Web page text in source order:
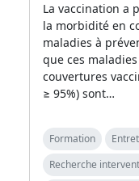
La vaccination a
la morbidité en
maladies à
que ces
couvertures
≥ 95%) sont…
Formation
Recherche